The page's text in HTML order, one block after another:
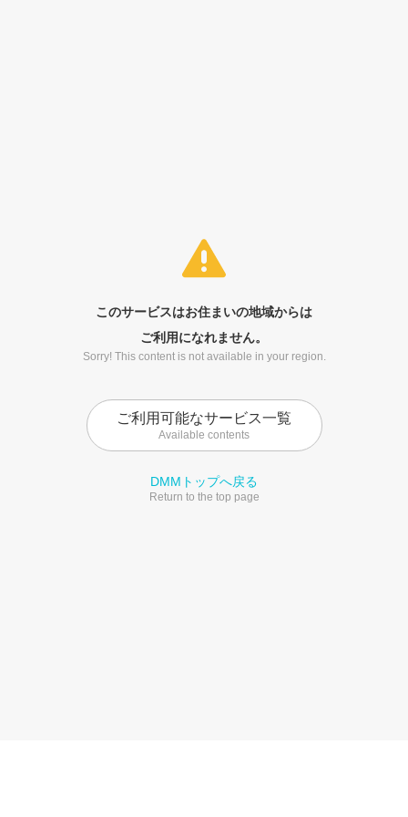
このサービスはお住まいの地域からは
ご利用になれません。
Sorry! This content is not available in your region.
ご利用可能なサービス一覧
Available contents
DMMトップへ戻る
Return to the top page